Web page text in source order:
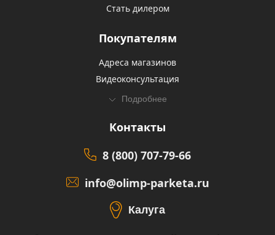
Стать дилером
Покупателям
Адреса магазинов
Видеоконсультация
Подробнее
Контакты
8 (800) 707-79-66
info@olimp-parketa.ru
Калуга